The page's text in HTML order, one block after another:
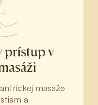
prístup v
masáže
a